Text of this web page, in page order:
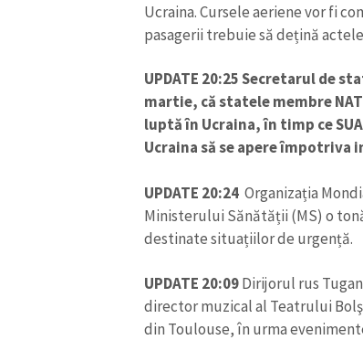
Ucraina. Cursele aeriene vor fi
pasagerii trebuie să dețină
UPDATE 20:25 Secretarul de
martie, că statele membre
luptă în Ucraina, în timp ce
Ucraina să se apere
UPDATE 20:24 Organizația
Ministerului Sănătății (MS) o
destinate situațiilor de urgență.
UPDATE 20:09Dirijorul rus
director muzical al Teatrului
din Toulouse, în urma